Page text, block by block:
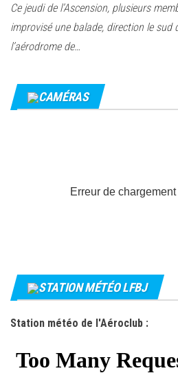
Ce jeudi de l’Ascension, plusieurs
improvisé une balade, direction le sud
l’aérodrome de…
CAMÉRAS
Erreur de
STATION MÉTÉO LFBJ
Station météo de l'Aéroclub :